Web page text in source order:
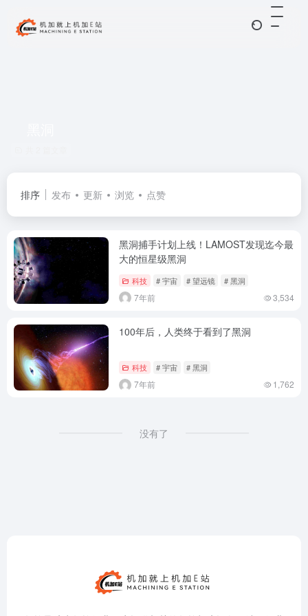
排序 发布 更新 浏览 点赞
黑洞捕手计划上线！LAMOST发现迄今最
大的恒星级黑洞
科技 # 宇宙 # 望远镜 # 黑洞
7年前 3,534
100年后，人类终于看到了黑洞
科技 # 宇宙 # 黑洞
7年前 1,762
没有了